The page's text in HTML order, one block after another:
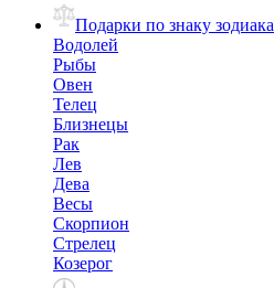
Подарки по знаку зодиака
Водолей
Рыбы
Овен
Телец
Близнецы
Рак
Лев
Дева
Весы
Скорпион
Стрелец
Козерог